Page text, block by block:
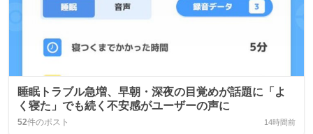
睡眠トラブル急増、早朝・深夜の目覚めが話題に「よ
く寝た」でも続く不安感がユーザーの声に
52件のポスト 14時間前